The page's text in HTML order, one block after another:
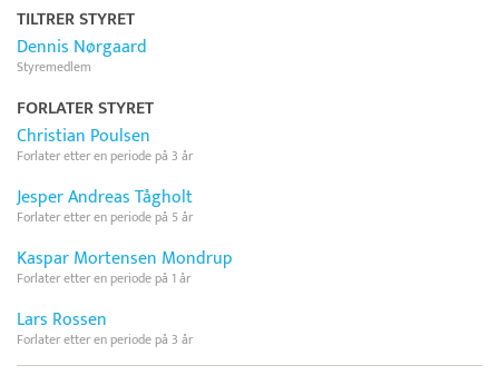
TILTRER STYRET
Dennis Nørgaard
Styremedlem
FORLATER STYRET
Christian Poulsen
Forlater etter en periode på 3 år
Jesper Andreas Tågholt
Forlater etter en periode på 5 år
Kaspar Mortensen Mondrup
Forlater etter en periode på 1 år
Lars Rossen
Forlater etter en periode på 3 år